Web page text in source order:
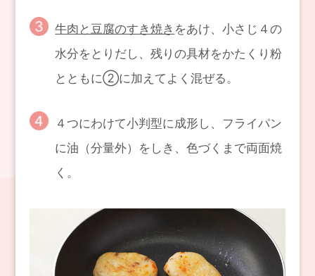
牛肉と豆腐のすき焼き をあけ、小さじ４の
水分をとりだし、残りの具材をかたくり粉
とともに②に加えてよく混ぜる。
４つにわけて小判型に成形し、フライパン
に油（分量外）をしき、色づくまで両面焼
く。